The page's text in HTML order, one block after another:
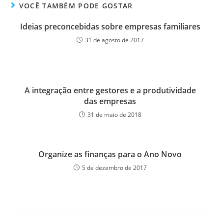
VOCÊ TAMBÉM PODE GOSTAR
Ideias preconcebidas sobre empresas familiares
31 de agosto de 2017
A integração entre gestores e a produtividade
das empresas
31 de maio de 2018
Organize as finanças para o Ano Novo
5 de dezembro de 2017